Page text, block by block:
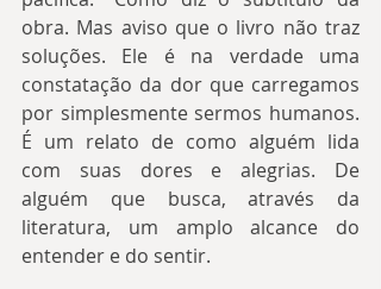
obra. Mas aviso que o livro não traz
soluções. Ele é na verdade uma
constatação da dor que carregamos
por simplesmente sermos humanos.
É um relato de como alguém lida
com suas dores e alegrias. De
alguém que busca, através da
literatura, um amplo alcance do
entender e do sentir.